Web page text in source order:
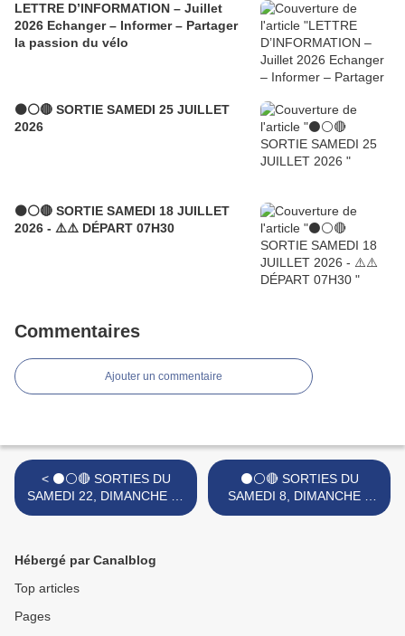
LETTRE D’INFORMATION – Juillet
2026 Echanger – Informer – Partager
la passion du vélo
⚫⚪🔴 SORTIE SAMEDI 25 JUILLET
2026
⚫⚪🔴 SORTIE SAMEDI 18 JUILLET
2026 - ⚠️⚠️ DÉPART 07H30
Commentaires
Ajouter un commentaire
< ⚫⚪🔴 SORTIES DU
SAMEDI 22, DIMANCHE 23
ET LUNDI 24 FEVRIER
⚫⚪🔴 SORTIES DU
SAMEDI 8, DIMANCHE 9
ET LUNDI 10 MARS 2025.
Hébergé par Canalblog
Top articles
Pages